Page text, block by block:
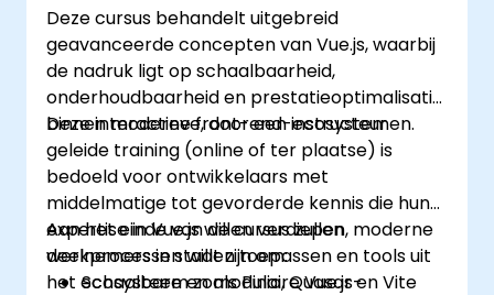
Deze cursus behandelt uitgebreid
geavanceerde concepten van Vue.js, waarbij
de nadruk ligt op schaalbaarheid,
onderhoudbaarheid en prestatieoptimalisatie
binnen moderne front-end-ecosystemen.
Deze interactieve, door een instructeur
geleide training (online of ter plaatse) is
bedoeld voor ontwikkelaars met
middelmatige tot gevorderde kennis die hun
expertise in Vue.js willen verdiepen, moderne
werkprocessen willen toepassen en tools uit
het ecosysteem zoals Pinia, Quasar en Vite
Aan het einde van de cursus zullen
deelnemers in staat zijn om:
Schaalbare en modulaire Vue.js-